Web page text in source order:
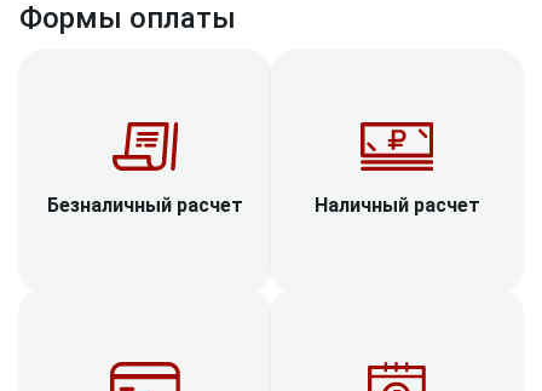
Формы оплаты
Безналичный расчет Наличный расчет